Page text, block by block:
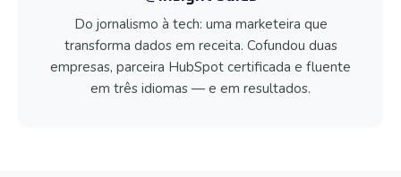
Do jornalismo à tech: uma marketeira que
transforma dados em receita. Cofundou duas
empresas, parceira HubSpot certificada e fluente
em três idiomas — e em resultados.